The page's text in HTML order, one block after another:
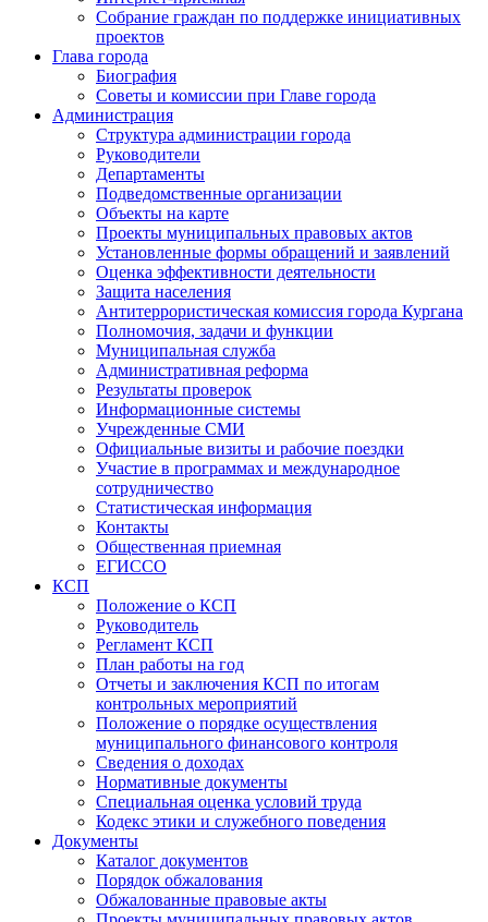
Собрание граждан по поддержке инициативных
проектов
Глава города
Биография
Советы и комиссии при Главе города
Администрация
Структура администрации города
Руководители
Департаменты
Подведомственные организации
Объекты на карте
Проекты муниципальных правовых актов
Установленные формы обращений и заявлений
Оценка эффективности деятельности
Защита населения
Антитеррористическая комиссия города Кургана
Полномочия, задачи и функции
Муниципальная служба
Административная реформа
Результаты проверок
Информационные системы
Учрежденные СМИ
Официальные визиты и рабочие поездки
Участие в программах и международное
сотрудничество
Статистическая информация
Контакты
Общественная приемная
ЕГИССО
КСП
Положение о КСП
Руководитель
Регламент КСП
План работы на год
Отчеты и заключения КСП по итогам
контрольных мероприятий
Положение о порядке осуществления
муниципального финансового контроля
Сведения о доходах
Нормативные документы
Специальная оценка условий труда
Кодекс этики и служебного поведения
Документы
Каталог документов
Порядок обжалования
Обжалованные правовые акты